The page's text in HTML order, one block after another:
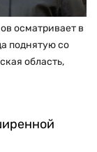
осматривает в
поднятую со
область,